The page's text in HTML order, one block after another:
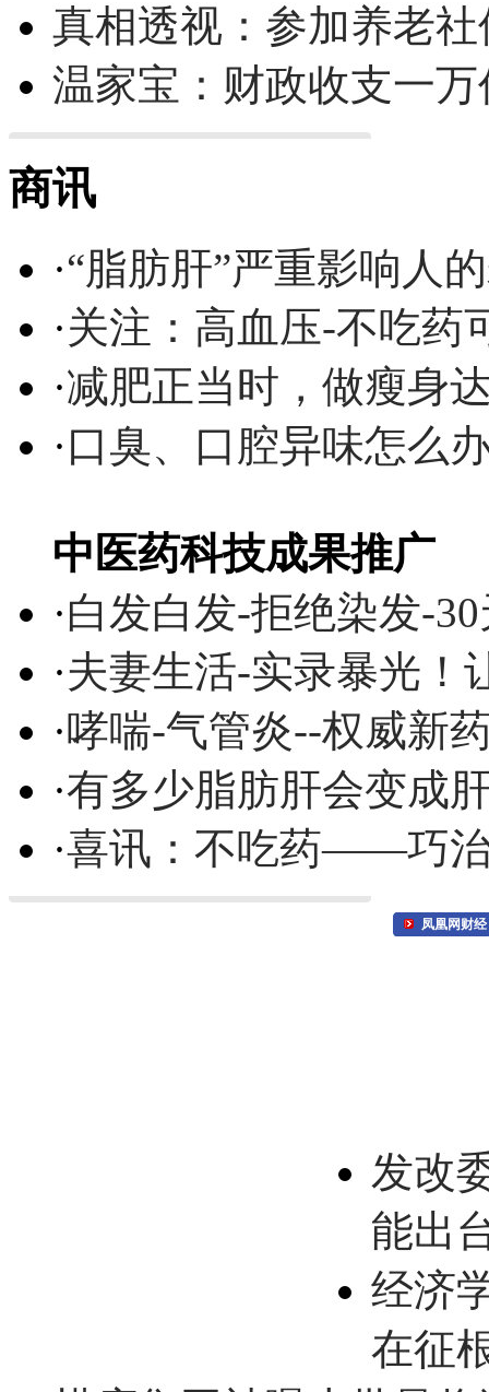
真相透视：参加养老
温家宝：财政收支一
商讯
·“脂肪肝”严重影响人
·关注：高血压-不吃药
·减肥正当时，做瘦身
·口臭、口腔异味怎么
中医药科技成果推广
·白发白发-拒绝染发-
·夫妻生活-实录暴光！
·哮喘-气管炎--权威新
·有多少脂肪肝会变成
·喜讯：不吃药——巧
凤凰网财经
发改
能出
经济
在征